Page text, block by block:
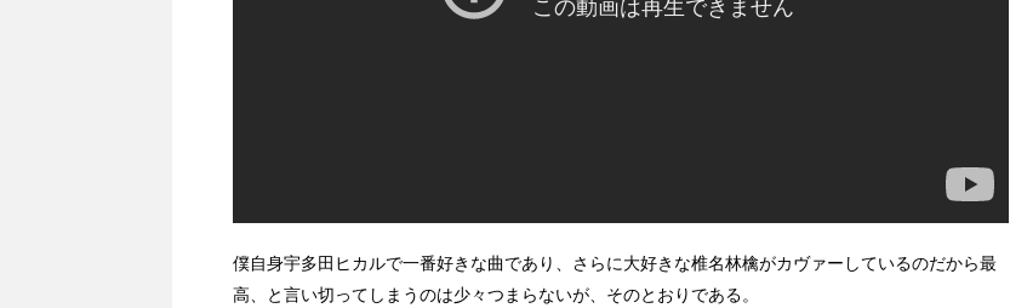
僕自身宇多田ヒカルで一番好きな曲であり、さらに大好きな椎名林檎がカヴァーしているのだから最
高、と言い切ってしまうのは少々つまらないが、そのとおりである。